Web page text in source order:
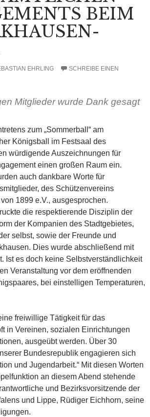
BEIM
EHRLING
SCHREIBE EINEN
Mitglieder wurde Dank gesagt
zum „Sommerball“ am
Königsball im Festsaal des
würdigende Auszeichnungen für
einen großen Raum ein.
auch dankbare Worte für
des Schützenvereins
1899 e.V., ausgesprochen.
die respektierende Disziplin der
der Kompanien des Stadtgebietes,
selbst, sowie der Freunde und
Dies wurde abschließend mit
Ist es doch keine Selbstverständlichkeit
Veranstaltung vor dem eröffnenden
bei einstelligen Temperaturen,
freiwillige Tätigkeit für das
in Vereinen, sozialen Einrichtungen
ausgeübt werden. Über 30
Bundesrepublik engagieren sich
und Jugendarbeit.“ Mit diesen Worten
an diesem Abend stehende
und Bezirksvorsitzende der
und Lippe, Rüdiger Eichhorn, seine